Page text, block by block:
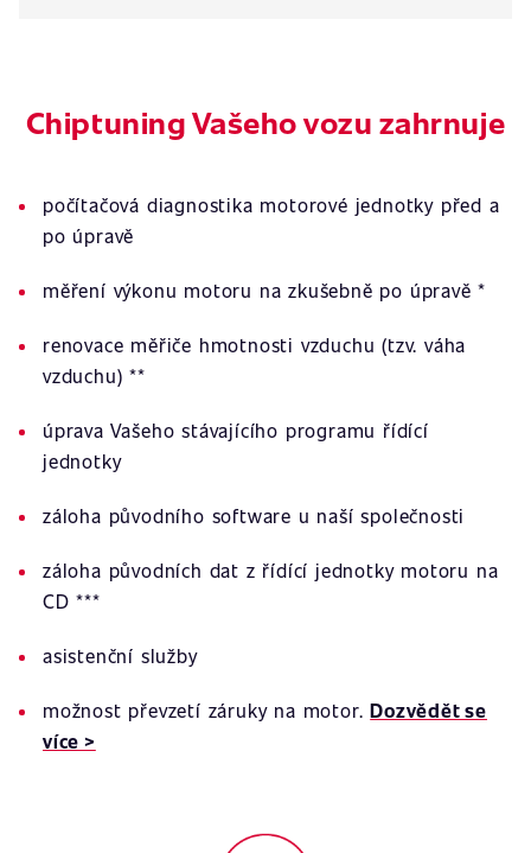
Chiptuning Vašeho vozu zahrnuje
počítačová diagnostika motorové jednotky před a
po úpravě
měření výkonu motoru na zkušebně po úpravě *
renovace měřiče hmotnosti vzduchu (tzv. váha
vzduchu) **
úprava Vašeho stávajícího programu řídící
jednotky
záloha původního software u naší společnosti
záloha původních dat z řídící jednotky motoru na
CD ***
asistenční služby
možnost převzetí záruky na motor.Dozvědět se
více >